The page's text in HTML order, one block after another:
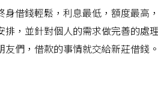
借錢輕鬆，利息最低，額度最高
，並針對個人的需求做完善的處
們，借款的事情就交給新莊借錢。